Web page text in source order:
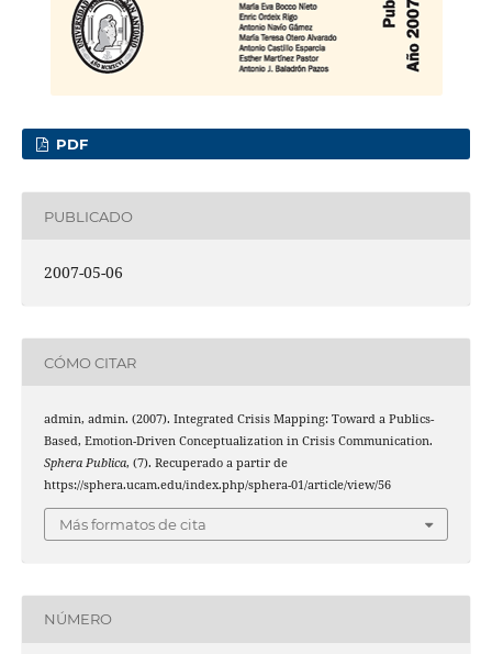
PDF
PUBLICADO
2007-05-06
CÓMO CITAR
admin, admin. (2007). Integrated Crisis Mapping: Toward a Publics-
Based, Emotion-Driven Conceptualization in Crisis Communication.
Sphera Publica, (7). Recuperado a partir de
https://sphera.ucam.edu/index.php/sphera-01/article/view/56
Más formatos de cita
NÚMERO